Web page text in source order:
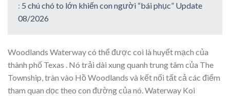
: 5 chú chó to lớn khiến con người “bái phục” Update
08/2026
Woodlands Waterway có thể được coi là huyết mạch của
thành phố Texas . Nó trải dài xung quanh trung tâm của The
Township, tràn vào Hồ Woodlands và kết nối tất cả các điểm
tham quan dọc theo con đường của nó. Waterway Koi